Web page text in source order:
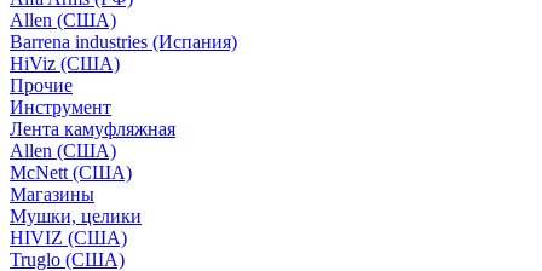
Allen (США)
Barrena industries (Испания)
HiViz (США)
Прочие
Инструмент
Лента камуфляжная
Allen (США)
McNett (США)
Магазины
Мушки, целики
HIVIZ (США)
Truglo (США)